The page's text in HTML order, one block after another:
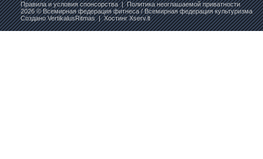
Правила и условия спонсорства|Политика неоглашаемой приватности
2026 © Всемирная федерация фитнеса / Всемирная федерация культуризма
СозданоVertikalusRitmas| ХостингXserv.lt